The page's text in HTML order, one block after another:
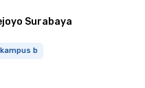
Surabaya
b